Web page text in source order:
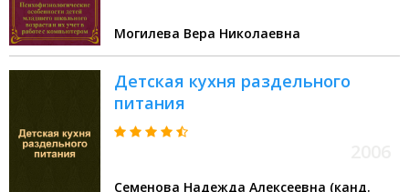
среднего профессионального
образования
Могилева Вера Николаевна
Детская кухня раздельного
питания
Семенова Надежда Алексеевна (канд.